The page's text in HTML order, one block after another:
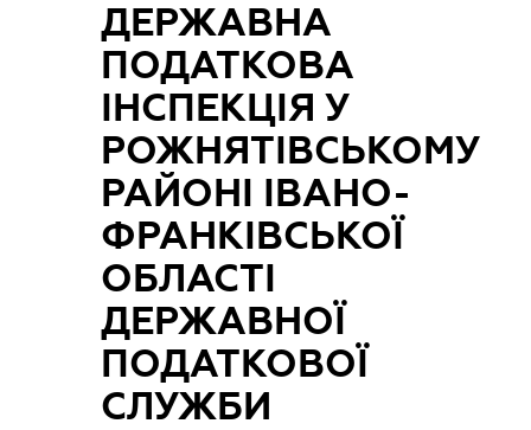
ДЕРЖАВНА
ПОДАТКОВА
ІНСПЕКЦІЯ У
РОЖНЯТІВСЬКОМУ
РАЙОНІ ІВАНО-
ФРАНКІВСЬКОЇ
ОБЛАСТІ
ДЕРЖАВНОЇ
ПОДАТКОВОЇ
СЛУЖБИ